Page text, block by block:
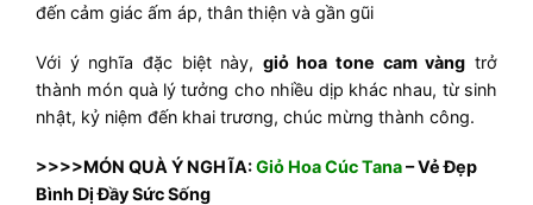
đến cảm giác ấm áp, thân thiện và gần gũi
Với ý nghĩa đặc biệt này, giỏ hoa tone cam vàng trở
thành món quà lý tưởng cho nhiều dịp khác nhau, từ sinh
nhật, kỷ niệm đến khai trương, chúc mừng thành công.
>>>>MÓN QUÀ Ý NGHĨA:Giỏ Hoa Cúc Tana– Vẻ Đẹp
Bình Dị Đầy Sức Sống